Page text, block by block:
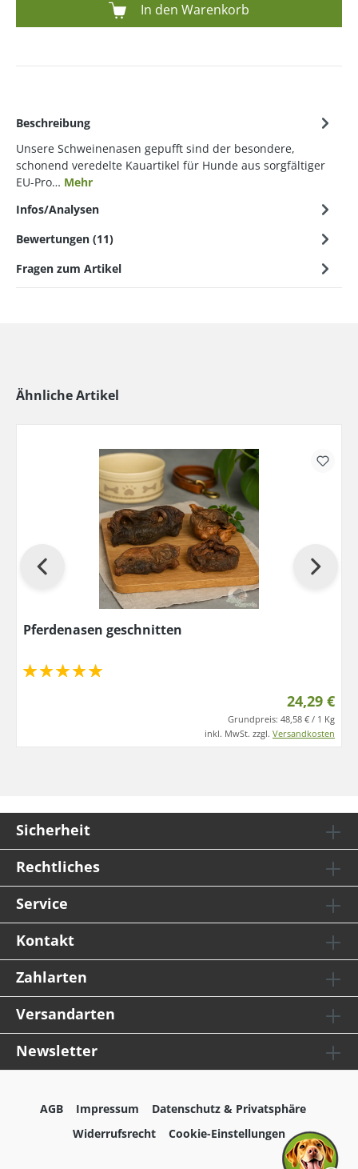
In den Warenkorb
Beschreibung
Unsere Schweinenasen gepufft sind der besondere,
schonend veredelte Kauartikel für Hunde aus sorgfältiger
EU-Pro… Mehr
Infos/Analysen
Bewertungen (11)
Fragen zum Artikel
Ähnliche Artikel
Pferdenasen geschnitten
24,29 €
Grundpreis: 48,58 € / 1 Kg
inkl. MwSt. zzgl. Versandkosten
Sicherheit
Rechtliches
Service
Kontakt
Zahlarten
Versandarten
Newsletter
AGB Impressum
Datenschutz & Privatsphäre
Widerrufsrecht
Cookie-Einstellungen